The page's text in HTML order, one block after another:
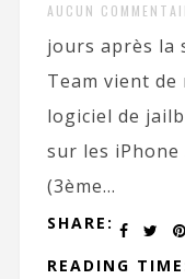
AUCUN
jours après la
Team vient
logiciel de
sur les iPhone
(3ème...
SHARE:
READING